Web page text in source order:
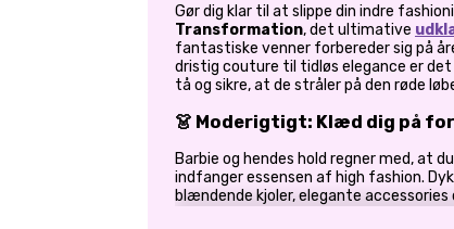
Gør dig klar til at slippe din indre
Transformation, det ultimative
fantastiske venner forbereder sig på
dristig couture til tidløs elegance er
tå og sikre, at de stråler på den røde
👗 Moderigtigt: Klæd dig på
Barbie og hendes hold regner med, at
indfanger essensen af high fashion.
blændende kjoler, elegante